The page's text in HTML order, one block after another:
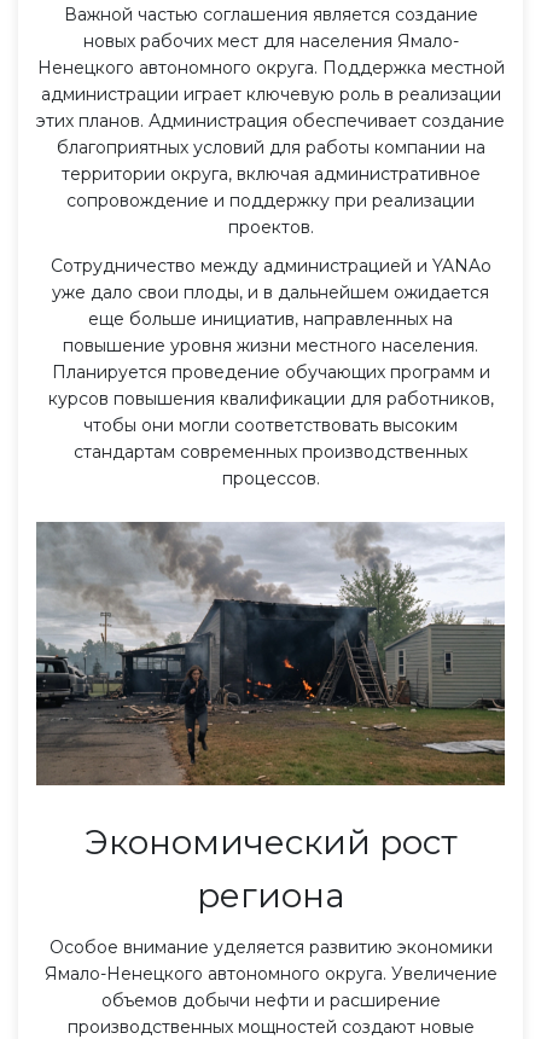
Важной частью соглашения является создание
новых рабочих мест для населения Ямало-
Ненецкого автономного округа. Поддержка местной
администрации играет ключевую роль в реализации
этих планов. Администрация обеспечивает создание
благоприятных условий для работы компании на
территории округа, включая административное
сопровождение и поддержку при реализации
проектов.
Сотрудничество между администрацией и YANAo
уже дало свои плоды, и в дальнейшем ожидается
еще больше инициатив, направленных на
повышение уровня жизни местного населения.
Планируется проведение обучающих программ и
курсов повышения квалификации для работников,
чтобы они могли соответствовать высоким
стандартам современных производственных
процессов.
Экономический рост
региона
Особое внимание уделяется развитию экономики
Ямало-Ненецкого автономного округа. Увеличение
объемов добычи нефти и расширение
производственных мощностей создают новые